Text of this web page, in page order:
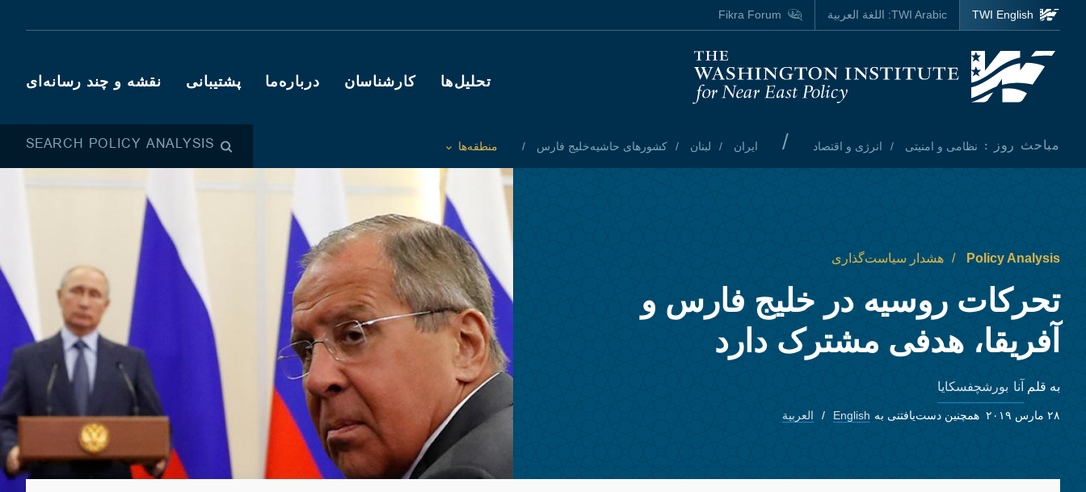
Skip to main content
Homepage
Main navigation
تحلیل‌ها کارشناسان درباره‌ما پشتیبانی نقشه و چند رسانه‌ای
مباحث روز : نظامی و امنیتی انرژی و اقتصاد / ایران لبنان کشورهای حاشیه‌خلیج فارس
Toggle List of
منطقه‌ها SEARCH POLICY ANALYSIS
TWI English
TWI Arabic: اللغة العربية Fikra Forum
Policy Analysis هشدار سیاست‌گذاری
تحرکات روسیه در خلیج‌ فارس و
آفریقا، هدفی مشترک دارد
به قلم آنا بورشچفسکایا
۲۸ مارس ۲۰۱۹ همچنین دست‌یافتنی به English العربية